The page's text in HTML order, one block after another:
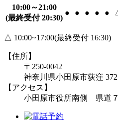
10:00～21:00
(最終受付 20:30)
● ● ● ● ●
△ 10:00~17:00(最終受付 16:30)
【住所】
〒250-0042
神奈川県小田原市荻窪
【アクセス】
小田原市役所南側 県道